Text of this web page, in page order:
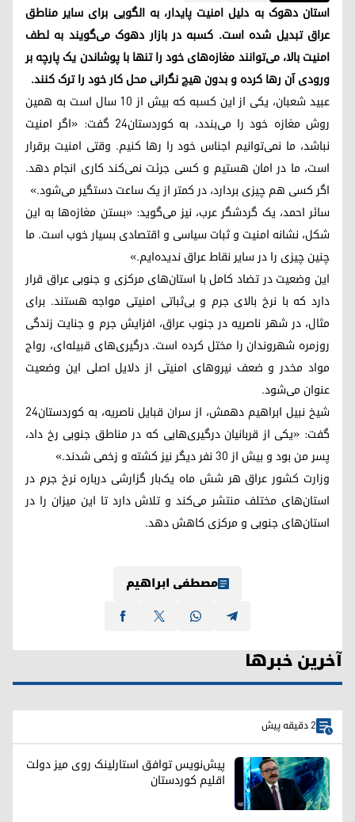
استان دهوک به دلیل امنیت پایدار، به الگویی برای سایر مناطق
عراق تبدیل شده است. کسبه در بازار دهوک می‌گویند به لطف
امنیت بالا، می‌توانند مغازه‌های خود را تنها با پوشاندن یک پارچه بر
ورودی آن رها کرده و بدون هیچ نگرانی محل کار خود را ترک کنند.
عبید شعبان، یکی از این کسبه که بیش از ۱۰ سال است به همین
روش مغازه خود را می‌بندد، به کوردستان٢٤ گفت: «اگر امنیت
نباشد، ما نمی‌توانیم اجناس خود را رها کنیم. وقتی امنیت برقرار
است، ما در امان هستیم و کسی جرئت نمی‌کند کاری انجام دهد.
اگر کسی هم چیزی بردارد، در کمتر از یک ساعت دستگیر می‌شود.»
سائر احمد، یک گردشگر عرب، نیز می‌گوید: «بستن مغازه‌ها به این
شکل، نشانه امنیت و ثبات سیاسی و اقتصادی بسیار خوب است. ما
چنین چیزی را در سایر نقاط عراق ندیده‌ایم.»
این وضعیت در تضاد کامل با استان‌های مرکزی و جنوبی عراق قرار
دارد که با نرخ بالای جرم و بی‌ثباتی امنیتی مواجه هستند. برای
مثال، در شهر ناصریه در جنوب عراق، افزایش جرم و جنایت زندگی
روزمره شهروندان را مختل کرده است. درگیری‌های قبیله‌ای، رواج
مواد مخدر و ضعف نیروهای امنیتی از دلایل اصلی این وضعیت
عنوان می‌شود.
شیخ نبیل ابراهیم دهمش، از سران قبایل ناصریه، به کوردستان٢٤
گفت: «یکی از قربانیان درگیری‌هایی که در مناطق جنوبی رخ داد،
پسر من بود و بیش از ۳۰ نفر دیگر نیز کشته و زخمی شدند.»
وزارت کشور عراق هر شش ماه یک‌بار گزارشی درباره نرخ جرم در
استان‌های مختلف منتشر می‌کند و تلاش دارد تا این میزان را در
استان‌های جنوبی و مرکزی کاهش دهد.
مصطفی ابراهیم
آخرین خبرها
2 دقیقه پیش
پیش‌نویس توافق استارلینک روی میز دولت
اقلیم کوردستان